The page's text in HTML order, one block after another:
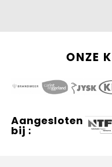
ONZE
Aangesloten
bij :